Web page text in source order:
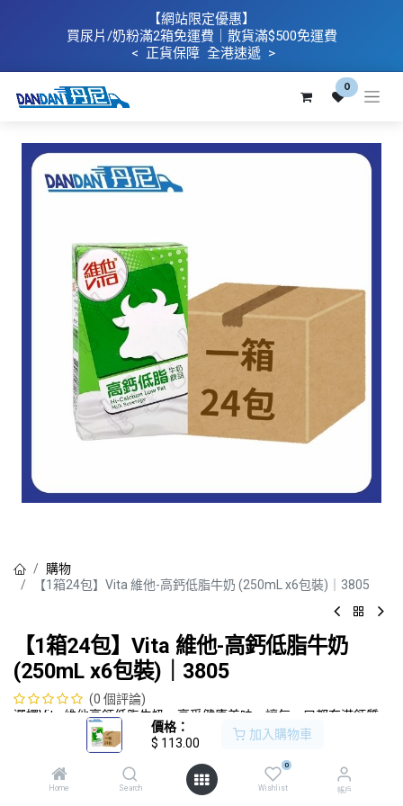
價格：
$ 113.00
加入購物車
Home Search
0
Wishlist 帳戶
【網站限定優惠】
買尿片/奶粉滿2箱免運費｜散​貨滿$500免運費
< 正貨保障 全港速遞 >
0
購物
【1箱24包】Vita 維他-高鈣低脂牛奶 (250mL x6包裝)｜3805
【1箱24包】Vita 維他-高鈣低脂牛奶
(250mL x6包裝)｜3805
(0 個評論)
選擇Vita 維他高鈣低脂牛奶，享受健康美味，讓每一口都充滿鈣質
加入購物車